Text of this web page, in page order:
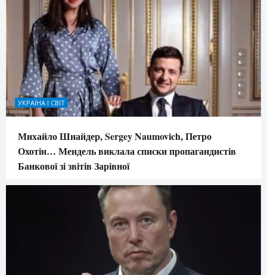
УКРАЇНА І СВІТ
Михайло Шнайдер, Sergey Naumovich, Петро
Охотін… Мендель виклала списки пропагандистів
Банкової зі звітів Зарівної